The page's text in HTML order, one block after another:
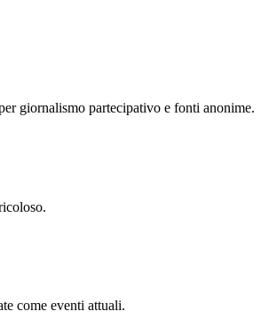
giornalismo partecipativo e fonti anonime.
come eventi attuali.